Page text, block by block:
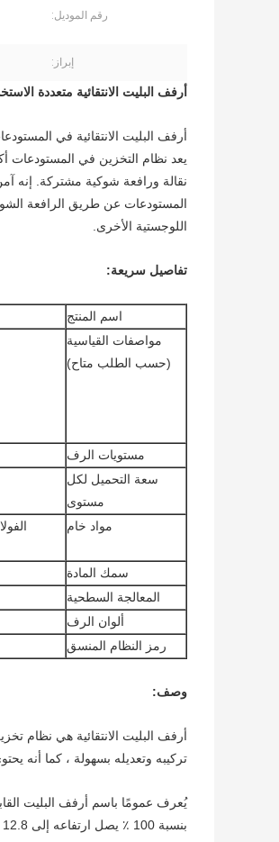
رقم الموديل:
إبراز:
أرفف البليت الانتقائية متعددة الاستخدامات مع 3 مستويات / 4
أرفف البليت الانتقائية في
يعد نظام التخزين في المستودعات
نقالة ورافعة شوكية مشتركة. إنه
المستودعات عن طريق الرافعة
اللوجستية الأخرى.
تفاصيل سريعة:
اسم المنتج
مواصفات القياسية
(حسب الطلب متاح)
مستويات الرف
سعة التحميل لكل
مستوى
مواد خام
سمك المادة
المعالجة السطحية
ألوان الرف
رمز النظام المنسق
وصف:
أرفف البليت الانتقائية هي نظام
تركيبه وتعديله بسهولة ، كما أنه
يُعرف عمومًا باسم أرفف البليت
بنسبة 100 ٪ يصل ارتفاعه إلى 12.8 مترًا ، مما يستفيد بشكل كامل من مساحة الهواء القيمة.